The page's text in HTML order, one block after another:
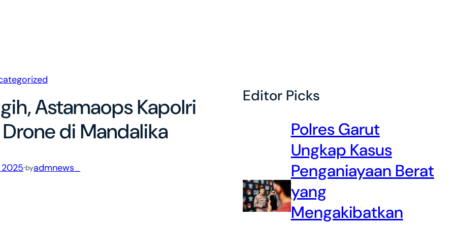
Astamaops Kapolri
di Mandalika
·byadmnews_
Editor Picks
Polres Garut
Ungkap Kasus
Penganiayaan Berat
yang
Mengakibatkan